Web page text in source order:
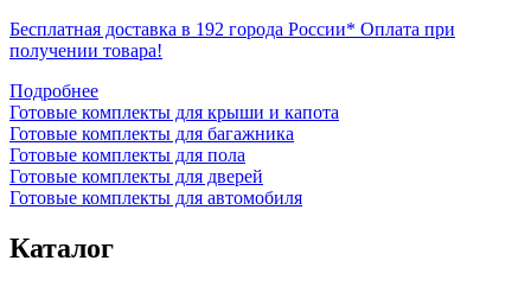
Бесплатная доставка в 192 города России* Оплата при
получении товара!
Подробнее
Готовые комплекты для крыши и капота
Готовые комплекты для багажника
Готовые комплекты для пола
Готовые комплекты для дверей
Готовые комплекты для автомобиля
Каталог